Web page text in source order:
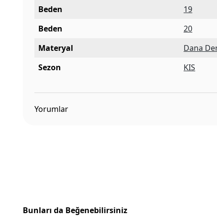
Beden
19
Beden
20
Materyal
Dana
Sezon
KIS
Yorumlar
Bunları da Beğenebilirsiniz